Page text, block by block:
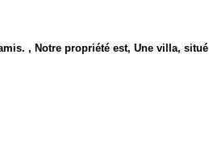
, Notre propriété est, Une villa, situé